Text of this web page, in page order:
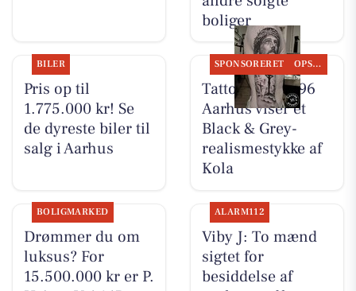
boliger
BILER
Pris op til
1.775.000 kr! Se
de dyreste biler til
salg i Aarhus
SPONSORERET OPSLAGSTAVLEN
Tattoo Studio 96
Aarhus viser et
Black & Grey-
realismestykke af
Kola
BOLIGMARKED
Drømmer du om
luksus? For
15.500.000 kr er P.
ALARM112
Viby J: To mænd
sigtet for
besiddelse af